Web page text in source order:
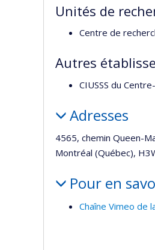
Unités de
Centre de
Autres
CIUSSS du
Adresses
4565, chemin Queen-
Montréal (Québec),
Pour en
Chaîne Vimeo de